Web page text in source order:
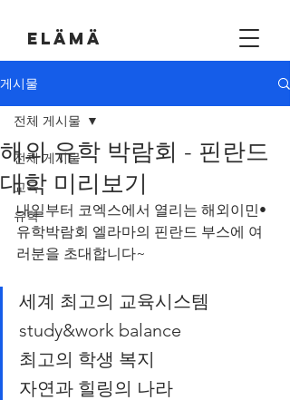
ELÄM Ä
게시물
전체 게시물
교육
유학
전체 게시물
해외 유학 박람회 - 핀란드
대학 미리보기
내일부터 코엑스에서 열리는 해외이민•
유학박람회 엘라마의 핀란드 부스에 여
러분을 초대합니다~
세계 최고의 교육시스템
study&work balance
최고의 학생 복지
자연과 힐링의 나라